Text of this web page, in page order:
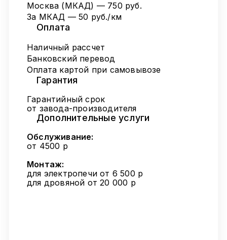
Москва (МКАД) — 750 руб.
За МКАД — 50 руб./км
Оплата
Наличный рассчет
Банковский перевод
Оплата картой при самовывозе
Гарантия
Гарантийный срок
от завода-производителя
Дополнительные услуги
Обслуживание:
от 4500 р
Монтаж:
для электропечи от 6 500 р
для дровяной от 20 000 р